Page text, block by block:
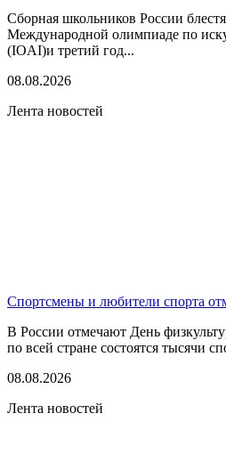
Сборная школьников России
Международной олимпиаде по
(IOAI)и третий год...
08.08.2026
Лента новостей
Спортсмены и любители спорта
В России отмечают День
по всей стране состоятся тысячи
08.08.2026
Лента новостей